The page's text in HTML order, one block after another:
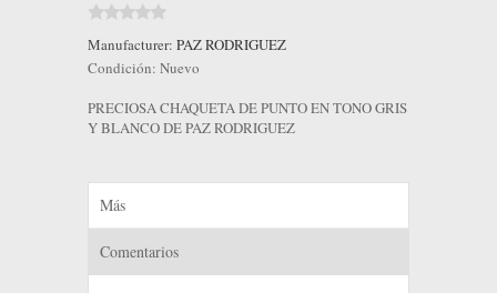
Manufacturer: PAZ RODRIGUEZ
Condición: Nuevo
PRECIOSA CHAQUETA DE PUNTO EN TONO GRIS
Y BLANCO DE PAZ RODRIGUEZ
Más
Comentarios